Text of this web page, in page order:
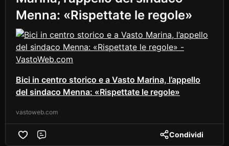
Menna: «Rispettate le regole»
Bici in centro storico e a Vasto Marina, l’appello
del sindaco Menna: «Rispettate le regole»
vastoweb.com
Condividi